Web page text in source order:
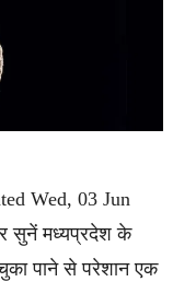
Wed, 03 Jun
सुनें मध्यप्रदेश के
पाने से परेशान एक